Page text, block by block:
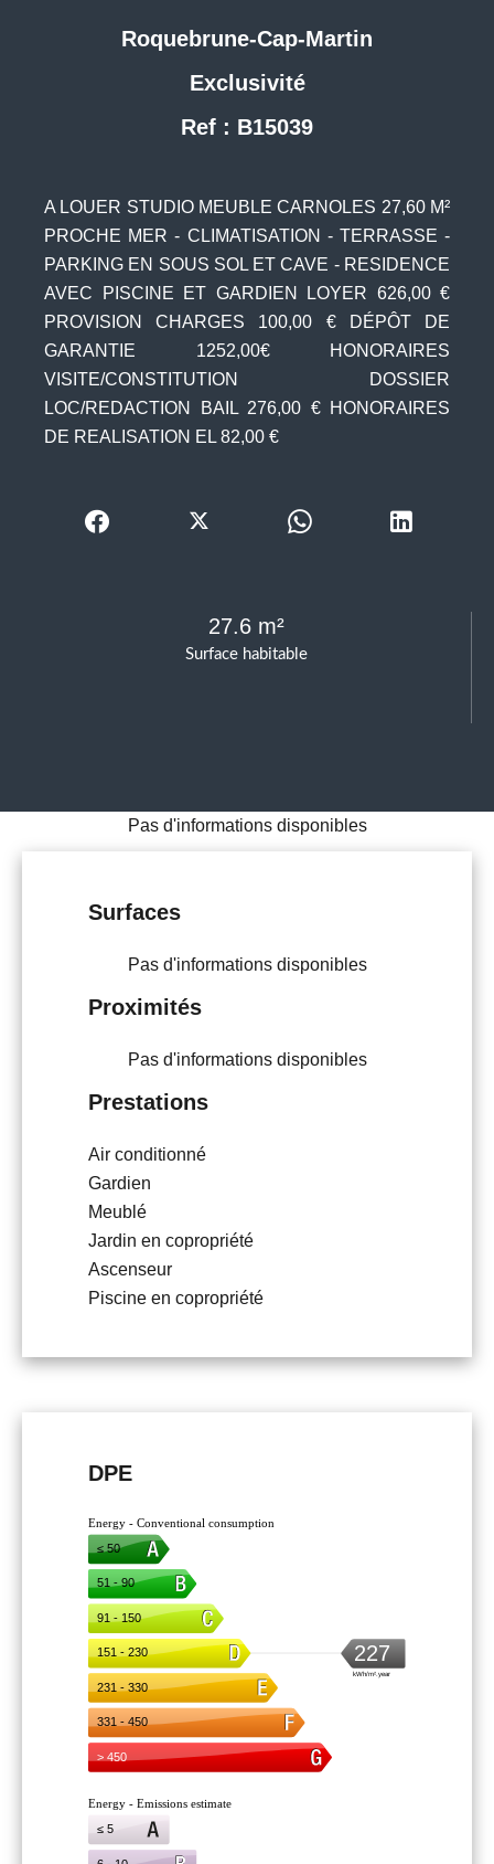
Surface habitable
27.6 m²
Roquebrune-Cap-Martin
Exclusivité
Ref : B15039
A LOUER STUDIO MEUBLE CARNOLES 27,60 M²
PROCHE MER - CLIMATISATION - TERRASSE -
PARKING EN SOUS SOL ET CAVE - RESIDENCE
AVEC PISCINE ET GARDIEN LOYER 626,00 €
PROVISION CHARGES 100,00 € DÉPÔT DE
GARANTIE 1252,00€ HONORAIRES
VISITE/CONSTITUTION DOSSIER
LOC/REDACTION BAIL 276,00 € HONORAIRES
DE REALISATION EL 82,00 €
Pas d'informations disponibles
Surfaces
Pas d'informations disponibles
Proximités
Pas d'informations disponibles
Prestations
Air conditionné
Gardien
Meublé
Jardin en copropriété
Ascenseur
Piscine en copropriété
DPE